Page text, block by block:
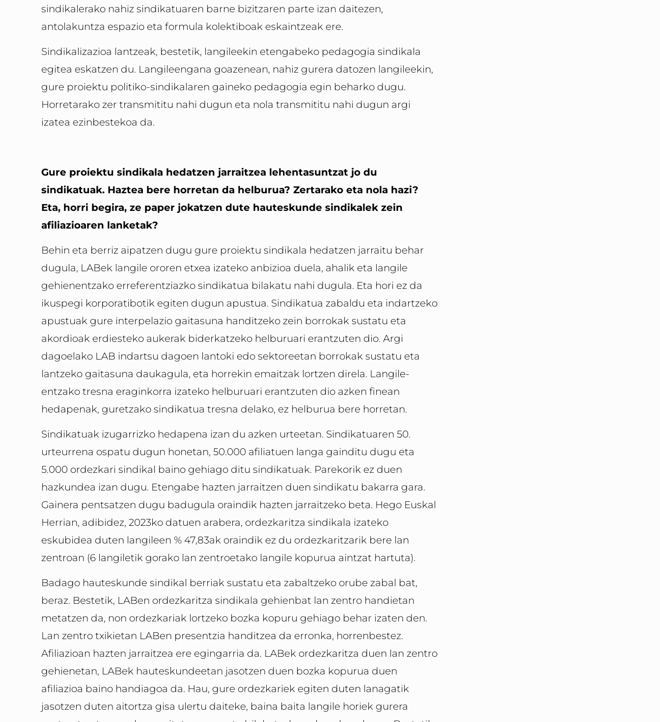
sindikalerako nahiz sindikatuaren barne bizitzaren parte izan daitezen,
antolakuntza espazio eta formula kolektiboak eskaintzeak ere.
Sindikalizazioa lantzeak, bestetik, langileekin etengabeko pedagogia sindikala
egitea eskatzen du. Langileengana goazenean, nahiz gurera datozen langileekin,
gure proiektu politiko-sindikalaren gaineko pedagogia egin beharko dugu.
Horretarako zer transmititu nahi dugun eta nola transmititu nahi dugun argi
izatea ezinbestekoa da.
Gure proiektu sindikala hedatzen jarraitzea lehentasuntzat jo du
sindikatuak. Haztea bere horretan da helburua? Zertarako eta nola hazi?
Eta, horri begira, ze paper jokatzen dute hauteskunde sindikalek zein
afiliazioaren lanketak?
Behin eta berriz aipatzen dugu gure proiektu sindikala hedatzen jarraitu behar
dugula, LABek langile ororen etxea izateko anbizioa duela, ahalik eta langile
gehienentzako erreferentziazko sindikatua bilakatu nahi dugula. Eta hori ez da
ikuspegi korporatibotik egiten dugun apustua. Sindikatua zabaldu eta indartzeko
apustuak gure interpelazio gaitasuna handitzeko zein borrokak sustatu eta
akordioak erdiesteko aukerak biderkatzeko helburuari erantzuten dio. Argi
dagoelako LAB indartsu dagoen lantoki edo sektoreetan borrokak sustatu eta
lantzeko gaitasuna daukagula, eta horrekin emaitzak lortzen direla. Langile­
entzako tresna eraginkorra izateko helburuari erantzuten dio azken finean
hedapenak, guretzako sindikatua tresna delako, ez helburua bere horretan.
Sindikatuak izugarrizko hedapena izan du azken urteetan. Sindikatuaren 50.
urteurrena ospatu dugun honetan, 50.000 afiliatuen langa gainditu dugu eta
5.000 ordezkari sindikal baino gehiago ditu sindikatuak. Parekorik ez duen
hazkundea izan dugu. Etengabe hazten jarraitzen duen sindikatu bakarra gara.
Gainera pentsatzen dugu badugula oraindik hazten jarraitzeko beta. Hego Euskal
Herrian, adibidez, 2023ko datuen arabera, ordezkaritza sindikala izateko
eskubidea duten langileen % 47,83ak oraindik ez du ordezkaritzarik bere lan
zentroan (6 langiletik gorako lan zentroetako langile kopurua aintzat hartuta).
Badago hauteskunde sindikal berriak sustatu eta zabaltzeko orube zabal bat,
beraz. Bestetik, LABen ordezkaritza sindikala gehienbat lan zentro handietan
metatzen da, non ordezkariak lortzeko bozka kopuru gehiago behar izaten den.
Lan zentro txikietan LABen presentzia handitzea da erronka, horrenbestez.
Afiliazioan hazten jarraitzea ere egingarria da. LABek ordezkaritza duen lan zentro
gehienetan, LABek hauteskundeetan jasotzen duen bozka kopurua duen
afiliazioa baino handiagoa da. Hau, gure ordezkariek egiten duten lanagatik
jasotzen duten aitortza gisa ulertu daiteke, baina baita langile horiek gurera